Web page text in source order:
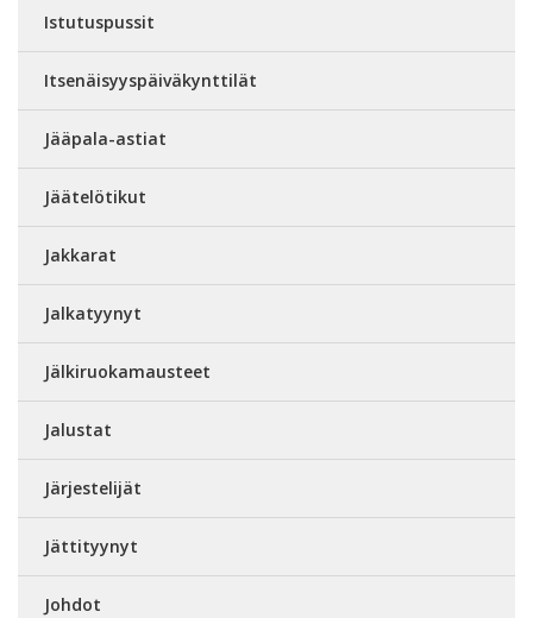
Istutuspussit
Itsenäisyyspäiväkynttilät
Jääpala-astiat
Jäätelötikut
Jakkarat
Jalkatyynyt
Jälkiruokamausteet
Jalustat
Järjestelijät
Jättityynyt
Johdot